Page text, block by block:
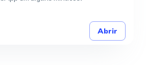
Abrir